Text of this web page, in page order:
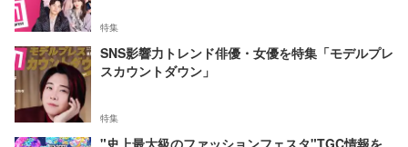
特集
SNS影響力トレンド俳優・女優を特集「モデルプレ
スカウントダウン」
特集
"史上最大級のファッションフェスタ"TGC情報を